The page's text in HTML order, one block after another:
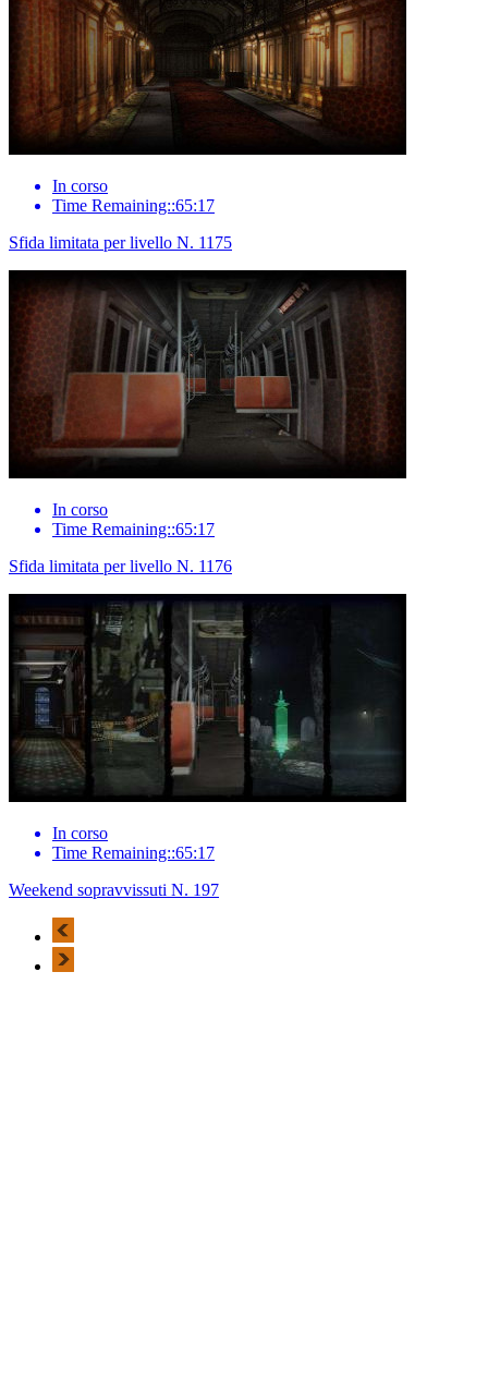
In corso
Time Remaining::65:17
Sfida limitata per livello N. 1175
In corso
Time Remaining::65:17
Sfida limitata per livello N. 1176
In corso
Time Remaining::65:17
Weekend sopravvissuti N. 197